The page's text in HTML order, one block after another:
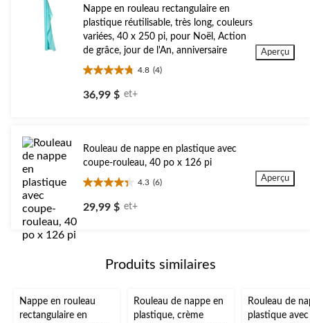
Nappe en rouleau rectangulaire en
plastique réutilisable, très long, couleurs
variées, 40 x 250 pi, pour Noël, Action
de grâce, jour de l'An, anniversaire
4.8 (4)
4.8
étoile(s)
sur
36,99 $ et+
Aperçu
Rouleau de nappe en plastique avec
coupe-rouleau, 40 po x 126 pi
4.3 (6)
4.3
étoile(s)
sur
29,99 $ et+
Aperçu
Produits similaires
Nappe en rouleau
rectangulaire en
Rouleau de nappe en
plastique, crème
Rouleau de
plastique